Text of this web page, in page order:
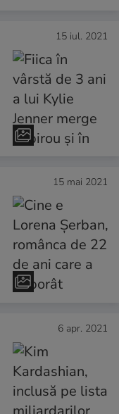
15 iul. 2021
15 mai 2021
6 apr. 2021